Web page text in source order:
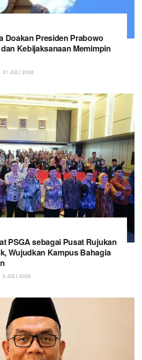
Doakan Presiden Prabowo
Kebijaksanaan Memimpin
31 JULI 2026
PSGA sebagai Pusat Rujukan
Wujudkan Kampus Bahagia
3 JULI 2026